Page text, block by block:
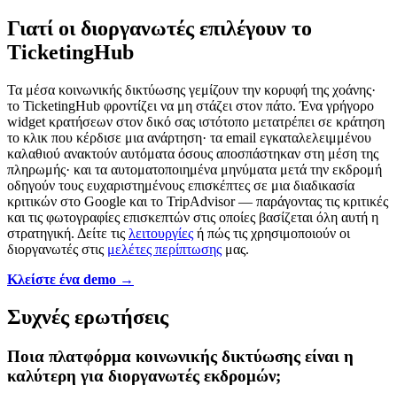
Γιατί οι διοργανωτές επιλέγουν το
TicketingHub
Τα μέσα κοινωνικής δικτύωσης γεμίζουν την κορυφή της χοάνης·
το TicketingHub φροντίζει να μη στάζει στον πάτο. Ένα γρήγορο
widget κρατήσεων στον δικό σας ιστότοπο μετατρέπει σε κράτηση
το κλικ που κέρδισε μια ανάρτηση· τα email εγκαταλελειμμένου
καλαθιού ανακτούν αυτόματα όσους αποσπάστηκαν στη μέση της
πληρωμής· και τα αυτοματοποιημένα μηνύματα μετά την εκδρομή
οδηγούν τους ευχαριστημένους επισκέπτες σε μια διαδικασία
κριτικών στο Google και το TripAdvisor — παράγοντας τις κριτικές
και τις φωτογραφίες επισκεπτών στις οποίες βασίζεται όλη αυτή η
στρατηγική. Δείτε τις λειτουργίες ή πώς τις χρησιμοποιούν οι
διοργανωτές στις μελέτες περίπτωσης μας.
Κλείστε ένα demo →
Συχνές ερωτήσεις
Ποια πλατφόρμα κοινωνικής δικτύωσης είναι η
καλύτερη για διοργανωτές εκδρομών;